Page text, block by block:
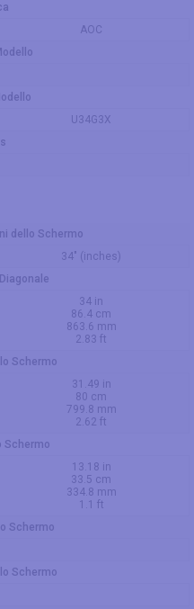
AOC
U34G3X
dello Schermo
34" (inches)
34 in
86.4 cm
863.6 mm
2.83 ft
Schermo
31.49 in
80 cm
799.8 mm
2.62 ft
Schermo
13.18 in
33.5 cm
334.8 mm
1.1 ft
Schermo
Schermo